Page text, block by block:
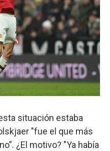
situación estaba
"fue el que más
¿El motivo? "Ya había